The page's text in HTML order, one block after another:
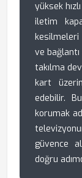
yüksek
iletim
kesilmeleri
ve
takılma
kart
edebilir.
korumak
güvence
doğru